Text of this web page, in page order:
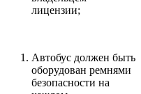
лицензии;
Автобус должен быть
оборудован ремнями
безопасности на